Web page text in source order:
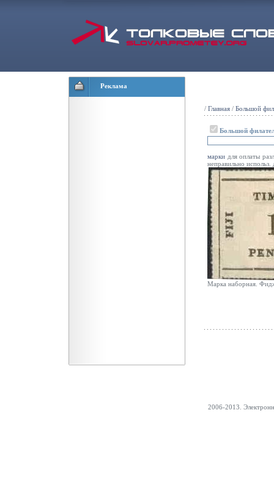
Реклама
/ Главная / Большой
Большой
марки для оплаты
неправильно
Марка наборная.
2006-2013.